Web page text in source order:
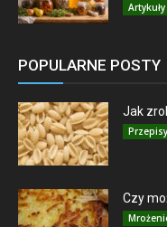
Artykuły
POPULARNE POSTY
Jak
Przepisy
Czy